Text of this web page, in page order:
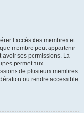
l’accès des membres et
membre peut appartenir
avoir ses permissions. La
permet aux
de plusieurs membres
ou rendre accessible